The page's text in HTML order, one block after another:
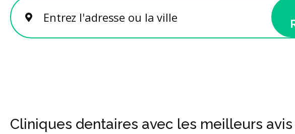
Entrez l'adresse ou la ville
Cliniques dentaires avec les meilleurs avis